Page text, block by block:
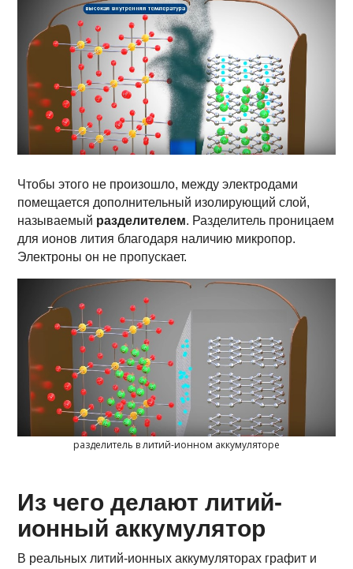
Чтобы этого не произошло, между электродами
помещается дополнительный изолирующий слой,
называемый разделителем. Разделитель проницаем
для ионов лития благодаря наличию микропор.
Электроны он не пропускает.
разделитель в литий-ионном аккумуляторе
Из чего делают литий-
ионный аккумулятор
В реальных литий-ионных аккумуляторах графит и